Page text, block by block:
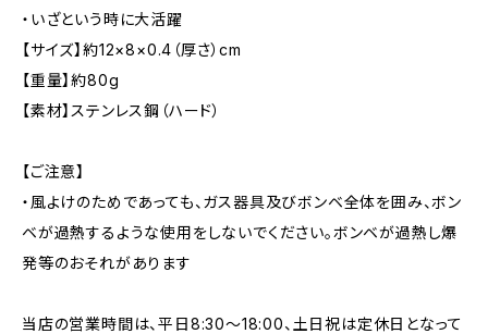
・いざという時に大活躍
【サイズ】約12×8×0.4（厚さ）cm
【重量】約80g
【素材】ステンレス鋼（ハード）
【ご注意】
・風よけのためであっても、ガス器具及びボンベ全体を囲み、ボン
ベが過熱するような使用をしないでください。ボンベが過熱し爆
発等のおそれがあります
当店の営業時間は、平日8:30～18:00、土日祝は定休日となって